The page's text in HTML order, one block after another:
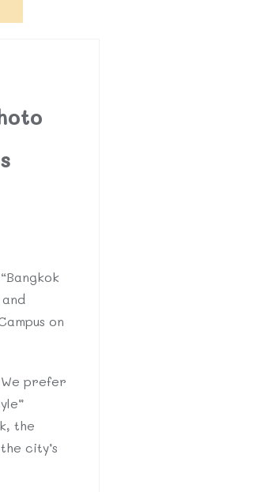
on
prefer
the
city’s